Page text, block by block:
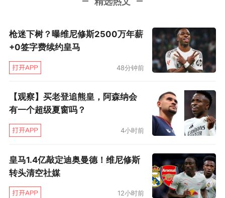
枪迷下树？曝维尼修斯2500万年薪
+0签字费续约皇马
48分钟前
【观察】买老登追熊皇，阿森纳会
有一个超级夏窗吗？
4小时前
皇马1.4亿敲定迪奥曼德！维尼修斯
转头清空社媒
12小时前